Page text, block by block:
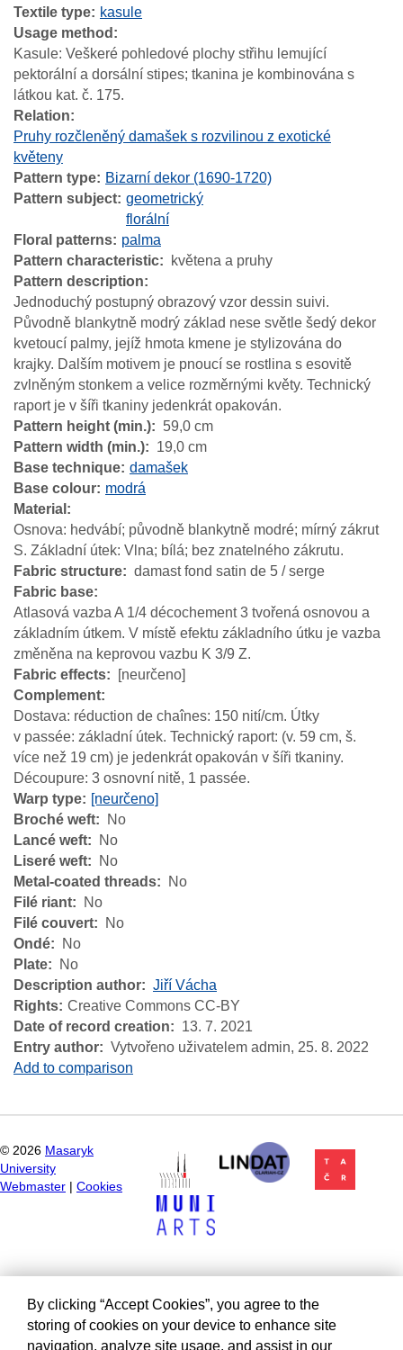
Textile type
kasule
Usage method
Kasule: Veškeré pohledové plochy střihu lemující
pektorální a dorsální stipes; tkanina je kombinována s
látkou kat. č. 175.
Relation
Pruhy rozčleněný damašek s rozvilinou z exotické
květeny
Pattern type
Bizarní dekor (1690-1720)
Pattern subject geometrický
florální
Floral patterns
palma
Pattern characteristic
květena a pruhy
Pattern description
Jednoduchý postupný obrazový vzor dessin suivi.
Původně blankytně modrý základ nese světle šedý dekor
kvetoucí palmy, jejíž hmota kmene je stylizována do
krajky. Dalším motivem je pnoucí se rostlina s esovitě
zvlněným stonkem a velice rozměrnými květy. Technický
raport je v šíři tkaniny jedenkrát opakován.
Pattern height (min.)
59,0 cm
Pattern width (min.)
19,0 cm
Base technique damašek
Base colour
modrá
Material
Osnova: hedvábí; původně blankytně modré; mírný zákrut
S. Základní útek: Vlna; bílá; bez znatelného zákrutu.
Fabric structure
damast fond satin de 5 / serge
Fabric base
Atlasová vazba A 1/4 décochement 3 tvořená osnovou a
základním útkem. V místě efektu základního útku je vazba
změněna na keprovou vazbu K 3/9 Z.
Fabric effects
[neurčeno]
Complement
Dostava: réduction de chaînes: 150 nití/cm. Útky
v passée: základní útek. Technický raport: (v. 59 cm, š.
více než 19 cm) je jedenkrát opakován v šíři tkaniny.
Découpure: 3 osnovní nitě, 1 passée.
Warp type
[neurčeno]
Broché weft
No
Lancé weft
No
Liseré weft
No
Metal-coated threads
No
Filé riant
No
Filé couvert
No
Ondé
No
Plate
No
Description author
Jiří Vácha
Rights Creative Commons CC-BY
Date of record creation
13. 7. 2021
Entry author
Vytvořeno uživatelem admin, 25. 8. 2022
Add to comparison
© 2026 Masaryk
University
Webmaster
Cookies
By clicking “Accept Cookies”, you agree to the
storing of cookies on your device to enhance site
navigation, analyze site usage, and assist in our